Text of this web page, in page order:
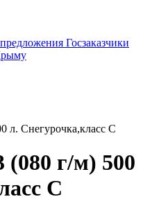
Госзаказчики
л. Снегурочка,класс С
(080 г/м) 500
С